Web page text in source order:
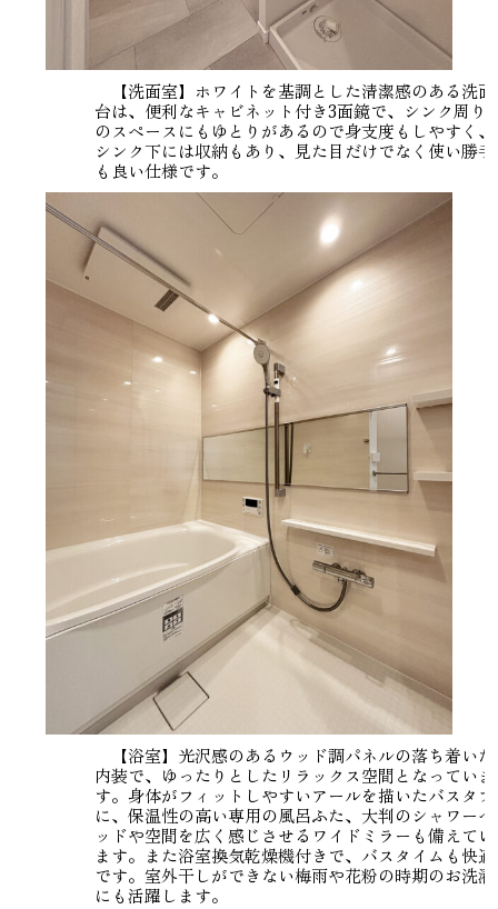
【洗面室】ホワイトを基調とした清潔感のある洗面
台は、便利なキャビネット付き3面鏡で、シンク周り
のスペースにもゆとりがあるので身支度もしやすく、
シンク下には収納もあり、見た目だけでなく使い勝手
も良い仕様です。
【浴室】光沢感のあるウッド調パネルの落ち着いた
内装で、ゆったりとしたリラックス空間となっていま
す。身体がフィットしやすいアールを描いたバスタブ
に、保温性の高い専用の風呂ふた、大判のシャワーヘ
ッドや空間を広く感じさせるワイドミラーも備えてい
ます。また浴室換気乾燥機付きで、バスタイムも快適
です。室外干しができない梅雨や花粉の時期のお洗濯
にも活躍します。